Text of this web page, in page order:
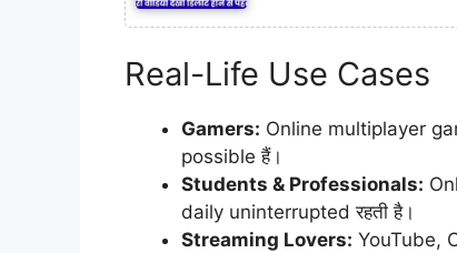
Real-Life Use Cases
Gamers: Online multiplayer
possible हैं।
Students & Professionals:
daily uninterrupted रहती है।
Streaming Lovers: YouTube,